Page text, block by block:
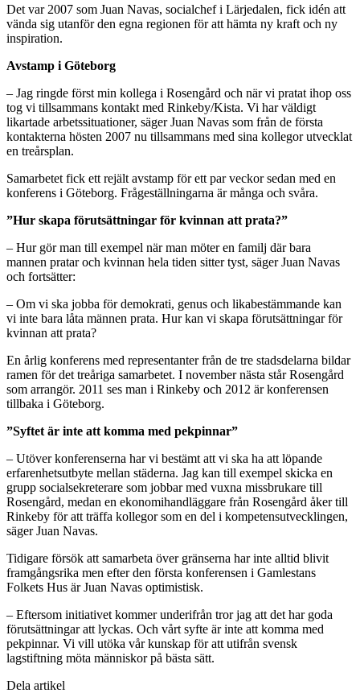
Det var 2007 som Juan Navas, socialchef i Lärjedalen, fick idén att
vända sig utanför den egna regionen för att hämta ny kraft och ny
inspiration.
Avstamp i Göteborg
– Jag ringde först min kollega i Rosengård och när vi pratat ihop oss
tog vi tillsammans kontakt med Rinkeby/Kista. Vi har väldigt
likartade arbetssituationer, säger Juan Navas som från de första
kontakterna hösten 2007 nu tillsammans med sina kollegor utvecklat
en treårsplan.
Samarbetet fick ett rejält avstamp för ett par veckor sedan med en
konferens i Göteborg. Frågeställningarna är många och svåra.
”Hur skapa förutsättningar för kvinnan att prata?”
– Hur gör man till exempel när man möter en familj där bara
mannen pratar och kvinnan hela tiden sitter tyst, säger Juan Navas
och fortsätter:
– Om vi ska jobba för demokrati, genus och likabestämmande kan
vi inte bara låta männen prata. Hur kan vi skapa förutsättningar för
kvinnan att prata?
En årlig konferens med representanter från de tre stadsdelarna bildar
ramen för det treåriga samarbetet. I november nästa står Rosengård
som arrangör. 2011 ses man i Rinkeby och 2012 är konferensen
tillbaka i Göteborg.
”Syftet är inte att komma med pekpinnar”
– Utöver konferenserna har vi bestämt att vi ska ha att löpande
erfarenhetsutbyte mellan städerna. Jag kan till exempel skicka en
grupp socialsekreterare som jobbar med vuxna missbrukare till
Rosengård, medan en ekonomihandläggare från Rosengård åker till
Rinkeby för att träffa kollegor som en del i kompetensutvecklingen,
säger Juan Navas.
Tidigare försök att samarbeta över gränserna har inte alltid blivit
framgångsrika men efter den första konferensen i Gamlestans
Folkets Hus är Juan Navas optimistisk.
– Eftersom initiativet kommer underifrån tror jag att det har goda
förutsättningar att lyckas. Och vårt syfte är inte att komma med
pekpinnar. Vi vill utöka vår kunskap för att utifrån svensk
lagstiftning möta människor på bästa sätt.
Dela artikel